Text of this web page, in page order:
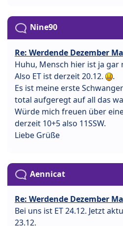
Nine90
Re: Werdende Dezember
Huhu, Mensch hier ist ja gar
Also ET ist derzeit 20.12.
.
Es ist meine erste
total aufgeregt auf all das
Würde mich freuen über
derzeit 10+5 also 11SSW.
Liebe Grüße
Aennicat
Re: Werdende Dezember
Bei uns ist ET 24.12. Jetzt
23.12.